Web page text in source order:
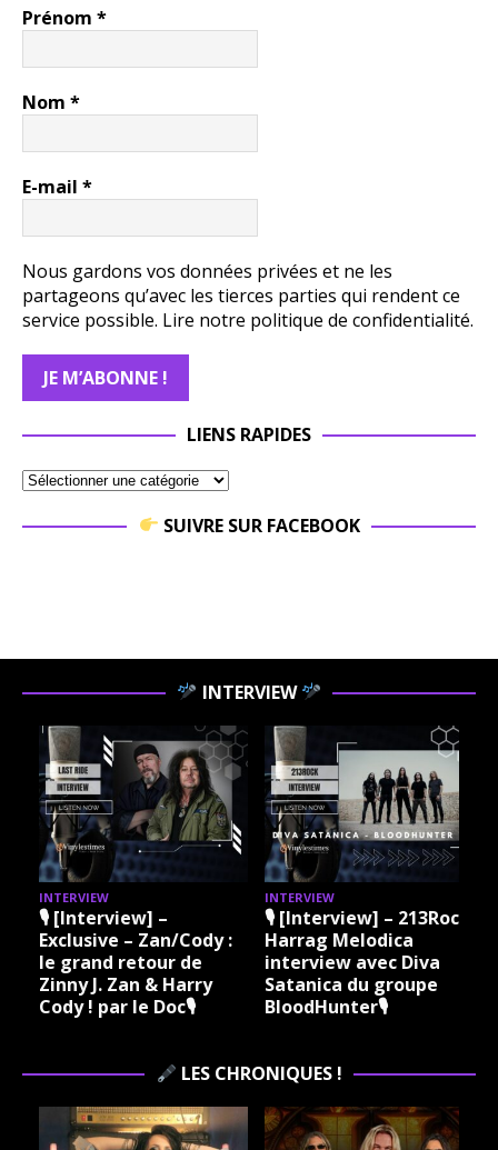
Prénom *
Nom *
E-mail *
Nous gardons vos données privées et ne les
partageons qu’avec les tierces parties qui rendent ce
service possible. Lire notre politique de confidentialité.
LIENS RAPIDES
SUIVRE SUR FACEBOOK
INTERVIEW
INTERVIEW
🎙 [Interview] –
Exclusive – Zan/Cody :
le grand retour de
Zinny J. Zan & Harry
Cody ! par le Doc🎙
INTERVIEW
🎙 [Interview] – 213Rock
Harrag Melodica
interview avec Diva
Satanica du groupe
BloodHunter🎙
LES CHRONIQUES !